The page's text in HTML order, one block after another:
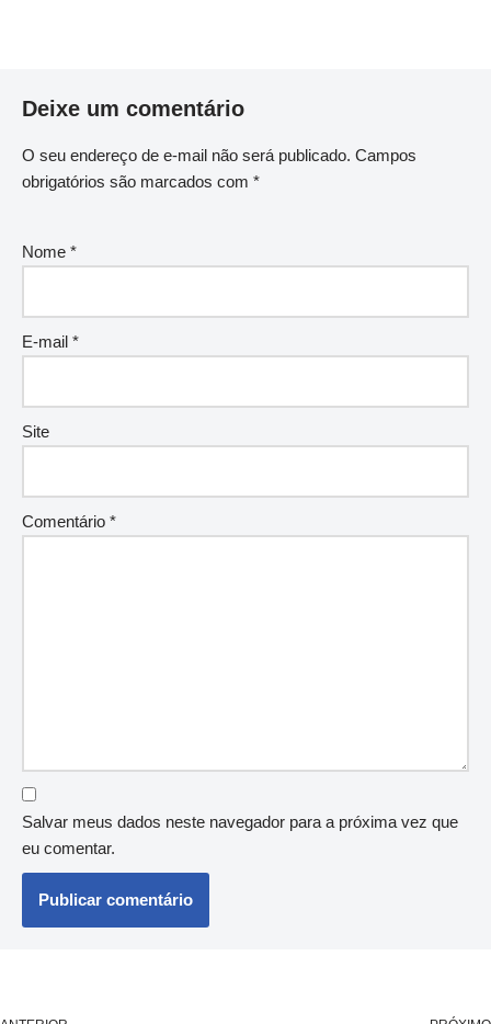
Deixe um comentário
O seu endereço de e-mail não será publicado. Campos
obrigatórios são marcados com *
Nome *
E-mail *
Site
Comentário *
Salvar meus dados neste navegador para a próxima vez que
eu comentar.